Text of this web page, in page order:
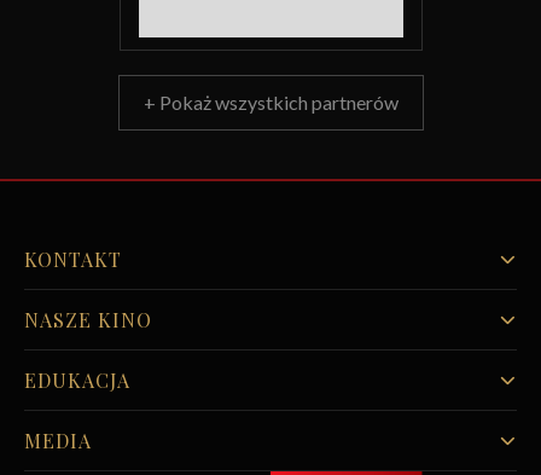
+ Pokaż wszystkich partnerów
KONTAKT
NASZE KINO
EDUKACJA
MEDIA